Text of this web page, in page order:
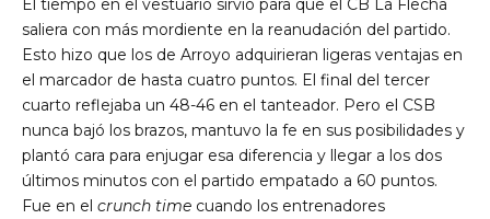
El tiempo en el vestuario sirvió para que el CB La Flecha
saliera con más mordiente en la reanudación del partido.
Esto hizo que los de Arroyo adquirieran ligeras ventajas en
el marcador de hasta cuatro puntos. El final del tercer
cuarto reflejaba un 48-46 en el tanteador. Pero el CSB
nunca bajó los brazos, mantuvo la fe en sus posibilidades y
plantó cara para enjugar esa diferencia y llegar a los dos
últimos minutos con el partido empatado a 60 puntos.
Fue en el crunch time cuando los entrenadores